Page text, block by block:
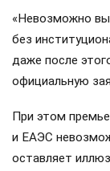
«Невозможно
без
даже после
официальную
При этом
и ЕАЭС
оставляет